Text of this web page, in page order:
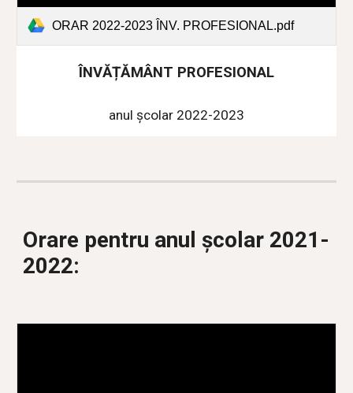
ORAR 2022-2023 ÎNV. PROFESIONAL.pdf
ÎNVĂȚĂMÂNT PROFESIONAL
anul școlar 2022-2023
Orare pentru anul școlar 2021-
2022: